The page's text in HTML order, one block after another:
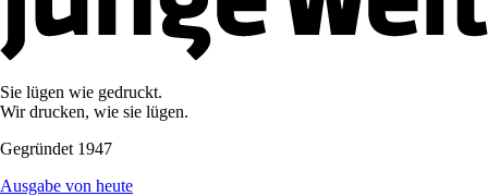
Sie lügen wie gedruckt.
Wir drucken, wie sie lügen.
Gegründet 1947
Ausgabe von heute